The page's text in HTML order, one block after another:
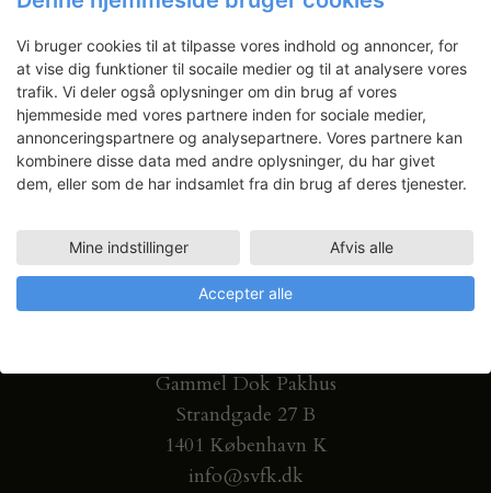
og artikler direkte i din indbakke.
Gammel Dok Pakhus
Strandgade 27 B
1401 København K
info@svfk.dk
Vi bruger cookies til at tilpasse vores indhold og annoncer, for
at vise dig funktioner til socaile medier og til at analysere vores
trafik. Vi deler også oplysninger om din brug af vores
hjemmeside med vores partnere inden for sociale medier,
annonceringspartnere og analysepartnere. Vores partnere kan
kombinere disse data med andre oplysninger, du har givet
dem, eller som de har indsamlet fra din brug af deres tjenester.
Mine indstillinger Afvis alle
Accepter alle